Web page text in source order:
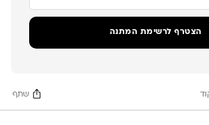
הצטרף לרשימת המתנה
שתף